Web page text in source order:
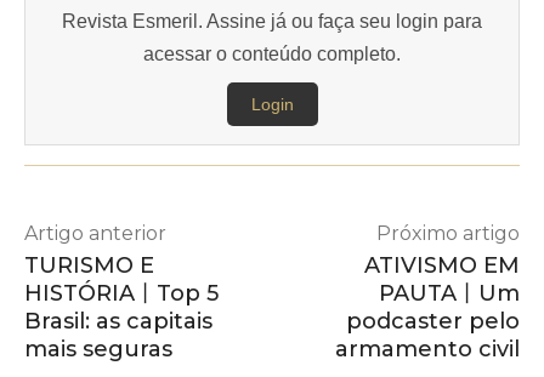
Revista Esmeril. Assine já ou faça seu login para
acessar o conteúdo completo.
Login
Artigo anterior
TURISMO E
HISTÓRIA丨Top 5
Brasil: as capitais
mais seguras
Próximo artigo
ATIVISMO EM
PAUTA丨Um
podcaster pelo
armamento civil